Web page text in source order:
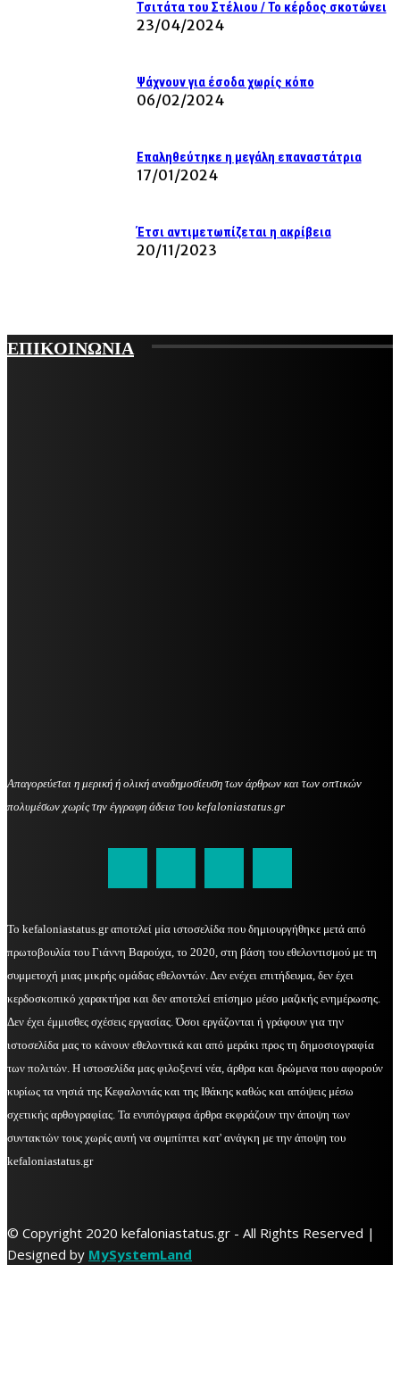
Τσιτάτα του Στέλιου / Το κέρδος σκοτώνει
23/04/2024
Ψάχνουν για έσοδα χωρίς κόπο
06/02/2024
Επαληθεύτηκε η μεγάλη επαναστάτρια
17/01/2024
Έτσι αντιμετωπίζεται η ακρίβεια
20/11/2023
ΕΠΙΚΟΙΝΩΝΙΑ
Απαγορεύεται η μερική ή ολική αναδημοσίευση των άρθρων και των οπτικών
πολυμέσων χωρίς την έγγραφη άδεια του kefaloniastatus.gr
Το kefaloniastatus.gr αποτελεί μία ιστοσελίδα που δημιουργήθηκε μετά από
πρωτοβουλία του Γιάννη Βαρούχα, το 2020, στη βάση του εθελοντισμού με τη
συμμετοχή μιας μικρής ομάδας εθελοντών. Δεν ενέχει επιτήδευμα, δεν έχει
κερδοσκοπικό χαρακτήρα και δεν αποτελεί επίσημο μέσο μαζικής ενημέρωσης.
Δεν έχει έμμισθες σχέσεις εργασίας. Όσοι εργάζονται ή γράφουν για την
ιστοσελίδα μας το κάνουν εθελοντικά και από μεράκι προς τη δημοσιογραφία
των πολιτών. Η ιστοσελίδα μας φιλοξενεί νέα, άρθρα και δρώμενα που αφορούν
κυρίως τα νησιά της Κεφαλονιάς και της Ιθάκης καθώς και απόψεις μέσω
σχετικής αρθογραφίας. Τα ενυπόγραφα άρθρα εκφράζουν την άποψη των
συντακτών τους χωρίς αυτή να συμπίπτει κατ' ανάγκη με την άποψη του
kefaloniastatus.gr
© Copyright 2020 kefaloniastatus.gr - All Rights Reserved |
Designed by MySystemLand